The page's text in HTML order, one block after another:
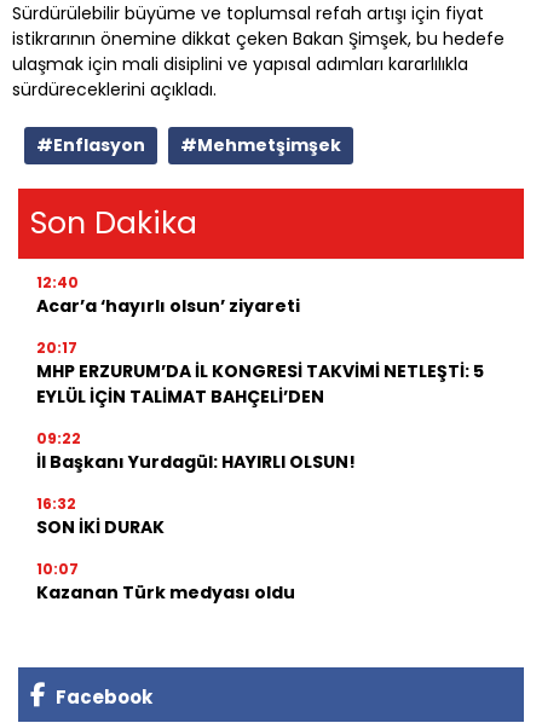
Sürdürülebilir büyüme ve toplumsal refah artışı için fiyat
istikrarının önemine dikkat çeken Bakan Şimşek, bu hedefe
ulaşmak için mali disiplini ve yapısal adımları kararlılıkla
sürdüreceklerini açıkladı.
#Enflasyon #Mehmetşimşek
Son Dakika
12:40
Acar’a ‘hayırlı olsun’ ziyareti
20:17
MHP ERZURUM’DA İL KONGRESİ TAKVİMİ NETLEŞTİ: 5
EYLÜL İÇİN TALİMAT BAHÇELİ’DEN
09:22
İl Başkanı Yurdagül: HAYIRLI OLSUN!
16:32
SON İKİ DURAK
10:07
Kazanan Türk medyası oldu
Facebook